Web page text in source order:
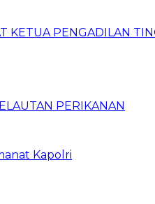
KETUA PENGADILAN
PERIKANAN
Kapolri